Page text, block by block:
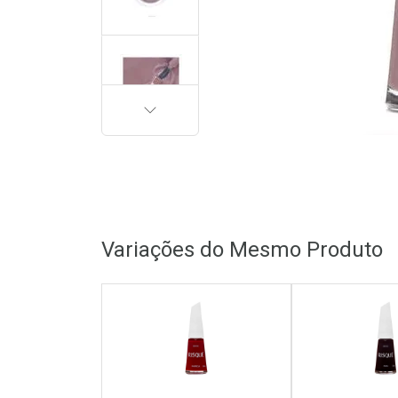
PRÓXIMA
Variações do Mesmo Produto